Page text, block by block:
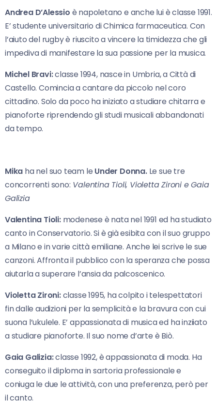
Andrea D’Alessio è napoletano e anche lui è classe 1991.
E’ studente universitario di Chimica farmaceutica. Con
l’aiuto del rugby è riuscito a vincere la timidezza che gli
impediva di manifestare la sua passione per la musica.
Michel Bravi:classe 1994, nasce in Umbria, a Città di
Castello. Comincia a cantare da piccolo nel coro
cittadino. Solo da poco ha iniziato a studiare chitarra e
pianoforte riprendendo gli studi musicali abbandonati
da tempo.
Mika ha nel suo team le Under Donna.Le sue tre
concorrenti sono: Valentina Tioli, Violetta Zironi e Gaia
Galizia
Valentina Tioli:modenese è nata nel 1991 ed ha studiato
canto in Conservatorio. Si è già esibita con il suo gruppo
a Milano e in varie città emiliane. Anche lei scrive le sue
canzoni. Affronta il pubblico con la speranza che possa
aiutarla a superare l’ansia da palcoscenico.
Violetta Zironi:classe 1995, ha colpito i telespettatori
fin dalle audizioni per la semplicità e la bravura con cui
suona l’ukulele. E’ appassionata di musica ed ha inziiato
a studiare pianoforte. Il suo nome d’arte è Biò.
Gaia Galizia:classe 1992, è appassionata di moda. Ha
conseguito il diploma in sartoria professionale e
coniuga le due le attività, con una preferenza, però per
il canto.